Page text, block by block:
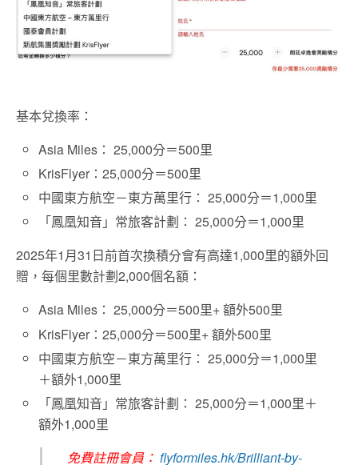
基本兌換率：
Asia Miles： 25,000分＝500里
KrisFlyer：25,000分＝500里
中國東方航空－東方萬里行： 25,000分＝1,000里
「鳳凰知音」常旅客計劃： 25,000分＝1,000里
2025年1月31日前首次換積分會有高達1,000里的額外回
贈，每個里數計劃2,000個名額：
Asia Miles： 25,000分＝500里+ 額外500里
KrisFlyer：25,000分＝500里+ 額外500里
中國東方航空－東方萬里行： 25,000分＝1,000里
＋額外1,000里
「鳳凰知音」常旅客計劃： 25,000分＝1,000里＋
額外1,000里
免費註冊會員： flyformiles.hk/Brilliant-by-